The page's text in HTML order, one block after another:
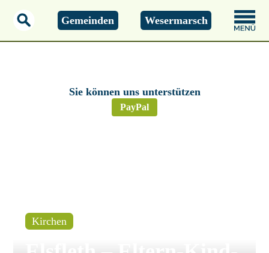
Gemeinden Wesermarsch
Sie können uns unterstützen
PayPal
Kirchen